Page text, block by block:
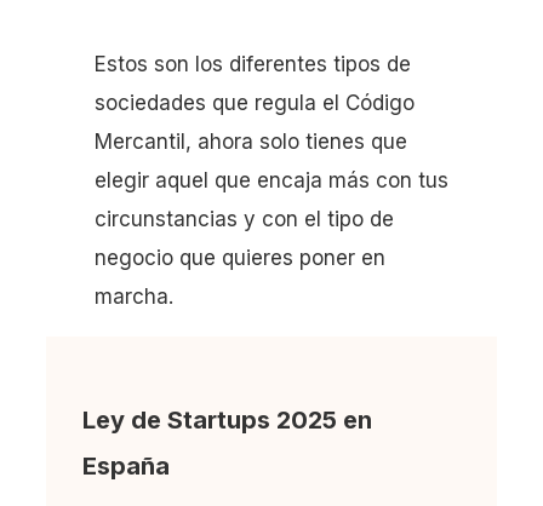
Estos son los diferentes tipos de
sociedades que regula el Código
Mercantil, ahora solo tienes que
elegir aquel que encaja más con tus
circunstancias y con el tipo de
negocio que quieres poner en
marcha.
Ley de Startups 2025 en
España